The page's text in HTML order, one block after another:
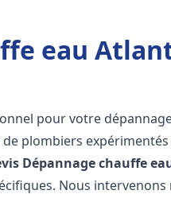
eau
pour votre
plombiers
Dépannage chauffe
Nous